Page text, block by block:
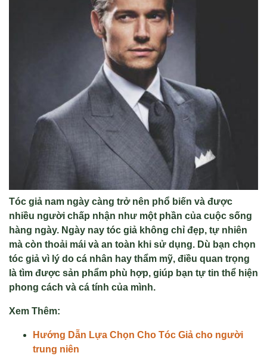
Tóc giả nam ngày càng trở nên phổ biến và được
nhiều người chấp nhận như một phần của cuộc sống
hàng ngày. Ngày nay tóc giả không chỉ đẹp, tự nhiên
mà còn thoải mái và an toàn khi sử dụng. Dù bạn chọn
tóc giả vì lý do cá nhân hay thẩm mỹ, điều quan trọng
là tìm được sản phẩm phù hợp, giúp bạn tự tin thể hiện
phong cách và cá tính của mình.
Xem Thêm:
Hướng Dẫn Lựa Chọn Cho Tóc Giả cho người
trung niên